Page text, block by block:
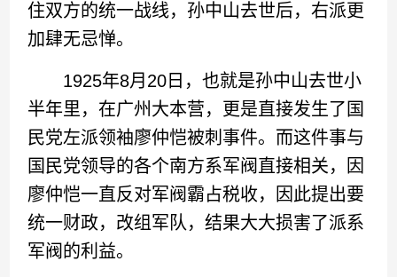
住双方的统一战线，孙中山去世后，右派更
加肆无忌惮。
1925年8月20日，也就是孙中山去世小
半年里，在广州大本营，更是直接发生了国
民党左派领袖廖仲恺被刺事件。而这件事与
国民党领导的各个南方系军阀直接相关，因
廖仲恺一直反对军阀霸占税收，因此提出要
统一财政，改组军队，结果大大损害了派系
军阀的利益。